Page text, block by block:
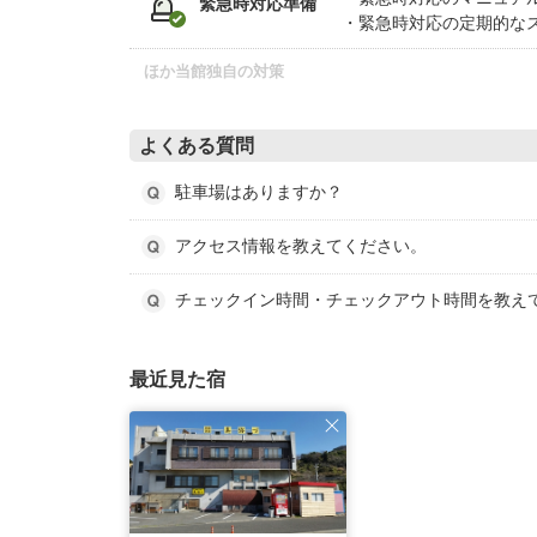
緊急時対応準備
緊急時対応の定期的な
ほか当館独自の対策
よくある質問
駐車場はありますか？
アクセス情報を教えてください。
チェックイン時間・チェックアウト時間を教え
最近見た宿